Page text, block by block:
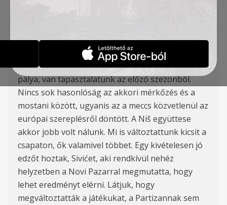
“Ez a harmadik vendégszereplésünk a négy
meccsből, mondhatom, hogy újabb rangadó vár
ránk. Tudjuk, hogy milyen „forró talajú” aniši
pálya, van tapasztalatunk az előző szezonból.
Nincs sok hasonlóság az akkori mérkőzés és a
mostani között, ugyanis az a meccs közvetlenül az
európai szereplésről döntött. A Niš együttese
akkor jobb volt nálunk. Mi is változtattunk kicsit a
csapaton, ők valamivel többet. Egy kivételesen jó
edzőt hoztak, Sivićet, aki rendkívül nehéz
helyzetben a Novi Pazarral megmutatta, hogy
lehet eredményt elérni. Látjuk, hogy
megváltoztatták a játékukat, a Partizannak sem